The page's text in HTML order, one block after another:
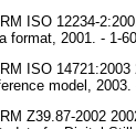
ISO 12234-
format, 2001. - 1-
ISO
model, 2003.
Z39.87-2002